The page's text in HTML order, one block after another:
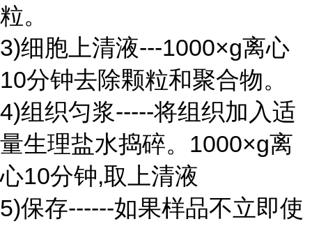
粒。
3)细胞上清液---1000×g离心
10分钟去除颗粒和聚合物。
4)组织匀浆-----将组织加入适
量生理盐水捣碎。1000×g离
心10分钟,取上清液
5)保存------如果样品不立即使